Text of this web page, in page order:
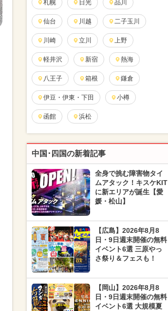
札幌 日光 品川
仙台 川越 二子玉川
川崎 立川 上野
軽井沢 新宿 熱海
八王子 箱根 鎌倉
伊豆・伊東・下田 小樽
函館 浜松
中国･四国の新着記事
全身で挑む障害物タイ
ムアタック！キスケKIT
に新エリアが誕生【愛
媛・松山】
【広島】2026年8月8
日・9日週末開催の無料
イベント6選 三原やっ
さ祭り＆フェスも！
【岡山】2026年8月8
日・9日週末開催の無料
イベント6選 大規模夏